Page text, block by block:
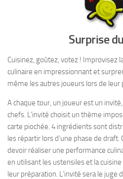
Surprise
Cuisinez, goûtez, votez ! Improvisez
culinaire en impressionnant et
même les autres joueurs lors de leur
A chaque tour, un joueur est un
chefs. L’invité choisit un thème
carte piochée. 4 ingrédients sont
les répartir lors d’une phase de draft.
devoir réaliser une performance
en utilisant les ustensiles et la
leur préparation. L’invité sera le juge